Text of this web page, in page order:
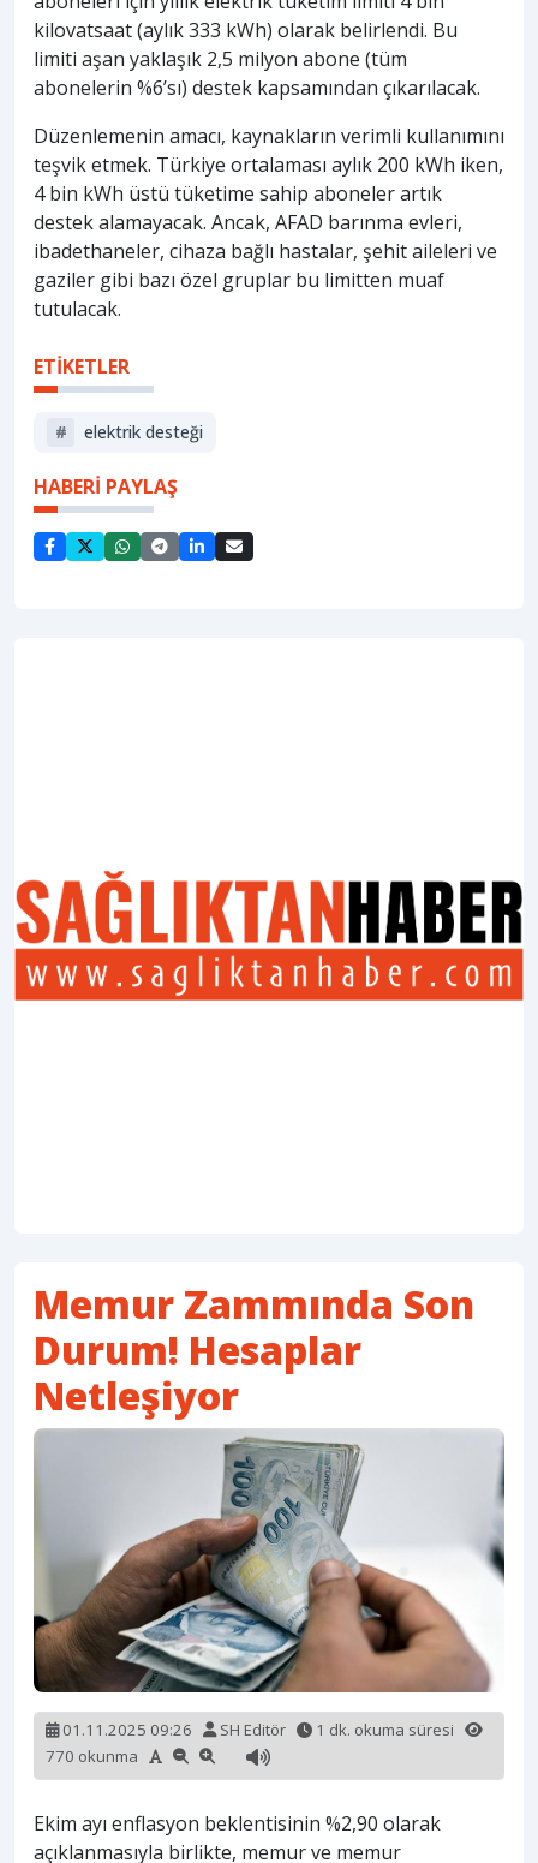
kilovatsaat (aylık 333 kWh) olarak belirlendi. Bu
limiti aşan yaklaşık 2,5 milyon abone (tüm
abonelerin %6’sı) destek kapsamından çıkarılacak.
Düzenlemenin amacı, kaynakların verimli kullanımını
teşvik etmek. Türkiye ortalaması aylık 200 kWh iken,
4 bin kWh üstü tüketime sahip aboneler artık
destek alamayacak. Ancak, AFAD barınma evleri,
ibadethaneler, cihaza bağlı hastalar, şehit aileleri ve
gaziler gibi bazı özel gruplar bu limitten muaf
tutulacak.
ETİKETLER
# elektrik desteği
HABERİ PAYLAŞ
Memur Zammında Son
Durum! Hesaplar
Netleşiyor
01.11.2025 09:26 SH Editör
1 dk. okuma süresi
770 okunma
Ekim ayı enflasyon beklentisinin %2,90 olarak
açıklanmasıyla birlikte, memur ve memur